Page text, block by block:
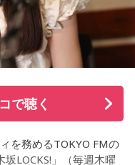
の利用が馬たちの支援
足を運ぶことを呼び
身の経験を交えて語っ
は、地域の子どもたち
乗ることで身体を自然
点から景色を見ること
で聴く
を務めるTOKYO FMの
坂LOCKS!」（毎週木曜